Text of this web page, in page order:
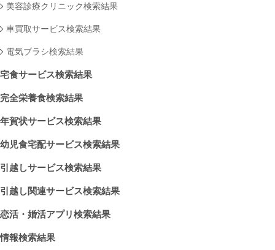
美容診療クリニック検索結果
車買取サービス検索結果
電気ブラシ検索結果
宅食サービス検索結果
完全栄養食検索結果
年賀状サービス検索結果
幼児食宅配サービス検索結果
引越しサービス検索結果
引越し関連サービス検索結果
恋活・婚活アプリ検索結果
情報検索結果